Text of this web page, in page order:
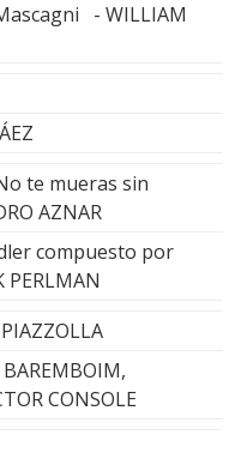
- WILLIAM
te mueras sin
AZNAR
compuesto por
PERLMAN
CONSOLE